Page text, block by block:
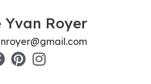
Yvan Royer